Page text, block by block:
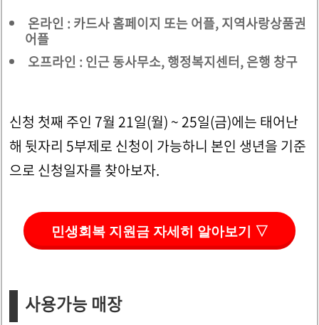
온라인 : 카드사 홈페이지 또는 어플, 지역사랑상품권
어플
오프라인 : 인근 동사무소, 행정복지센터, 은행 창구
신청 첫째 주인 7월 21일(월) ~ 25일(금)에는 태어난
해 뒷자리 5부제로 신청이 가능하니 본인 생년을 기준
으로 신청일자를 찾아보자.
민생회복 지원금 자세히 알아보기 ▽
사용가능 매장